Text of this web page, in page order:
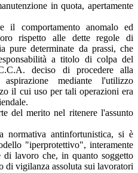
in quota, apertamente
il comportamento anomalo ed
rispetto alle dette regole di
pure determinate da prassi, che
a titolo di colpa del
deciso di procedere alla
mediante l'utilizzo
il cui uso per tali operazioni era
del merito nel ritenere l'assunto
antinfortunistica, si è
"iperprotettivo", interamente
lavoro che, in quanto soggetto
di vigilanza assoluta sui lavoratori